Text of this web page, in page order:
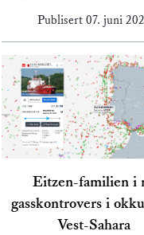
Publisert 07. juni
Eitzen-familien i
gasskontrovers i
Vest-Sahara